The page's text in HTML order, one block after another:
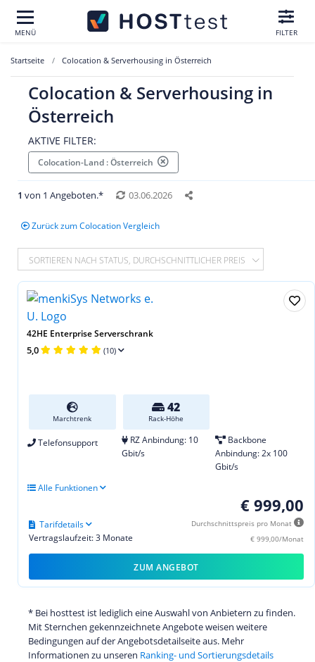
MENÜ FILTER
Startseite Colocation & Serverhousing in Österreich
Colocation & Serverhousing in
Österreich
AKTIVE FILTER:
Colocation-Land : Österreich
1 von 1 Angeboten.* 03.06.2026
Zurück zum Colocation Vergleich
SORTIEREN NACH STATUS, DURCHSCHNITTLICHER PREIS
42HE Enterprise Serverschrank
5,0 (10)
Marchtrenk
42
Rack-Höhe
Telefonsupport
RZ Anbindung: 10
Gbit/s
Backbone
Anbindung: 2x 100
Gbit/s
Alle Funktionen
€ 999,00
Durchschnittspreis pro Monat
€ 999,00/Monat
Vertragslaufzeit: 3 Monate
Tarifdetails
ZUM ANGEBOT
* Bei hosttest ist lediglich eine Auswahl von Anbietern zu finden.
Mit Sternchen gekennzeichnete Angebote weisen weitere
Bedingungen auf der Angebotsdetailseite aus. Mehr
Informationen zu unseren Ranking- und Sortierungsdetails